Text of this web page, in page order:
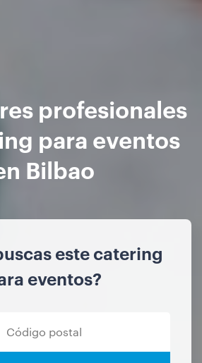
profesionales
para eventos
Bilbao
este catering
eventos?